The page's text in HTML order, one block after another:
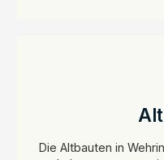
Die Altbauten in